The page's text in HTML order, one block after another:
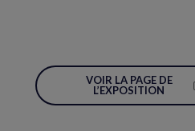
VOIR LA PAGE DE
L’EXPOSITION(NOUVELLE